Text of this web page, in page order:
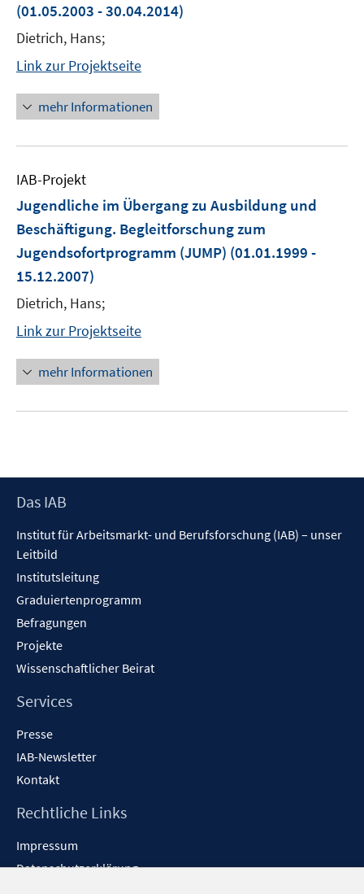
(01.05.2003 - 30.04.2014)
Dietrich, Hans;
Link zur Projektseite
mehr Informationen
IAB-Projekt
Jugendliche im Übergang zu Ausbildung und
Beschäftigung. Begleitforschung zum
Jugendsofortprogramm (JUMP) (01.01.1999 -
15.12.2007)
Dietrich, Hans;
Link zur Projektseite
mehr Informationen
Footer
Das IAB
Institut für Arbeitsmarkt- und Berufsforschung (IAB) – unser
Leitbild
Institutsleitung
Graduiertenprogramm
Befragungen
Projekte
Wissenschaftlicher Beirat
Services
Presse
IAB-Newsletter
Kontakt
Rechtliche Links
Impressum
Datenschutzerklärung